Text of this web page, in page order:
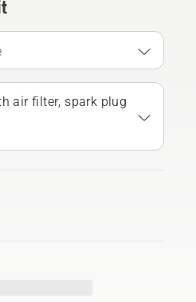
air filter, spark plug